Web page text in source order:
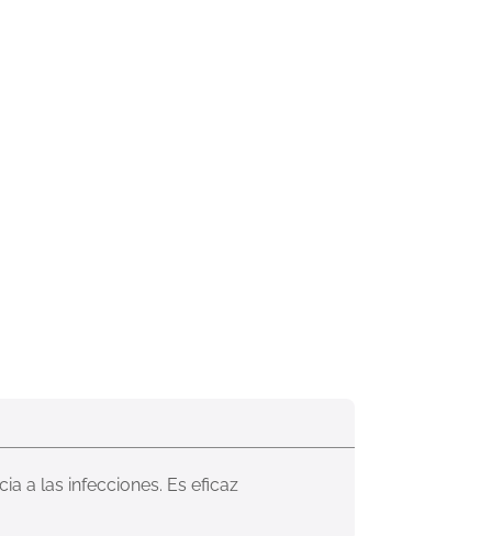
a las infecciones. Es eficaz